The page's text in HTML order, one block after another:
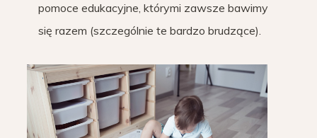
pomoce edukacyjne, którymi zawsze bawimy
się razem (szczególnie te bardzo brudzące).